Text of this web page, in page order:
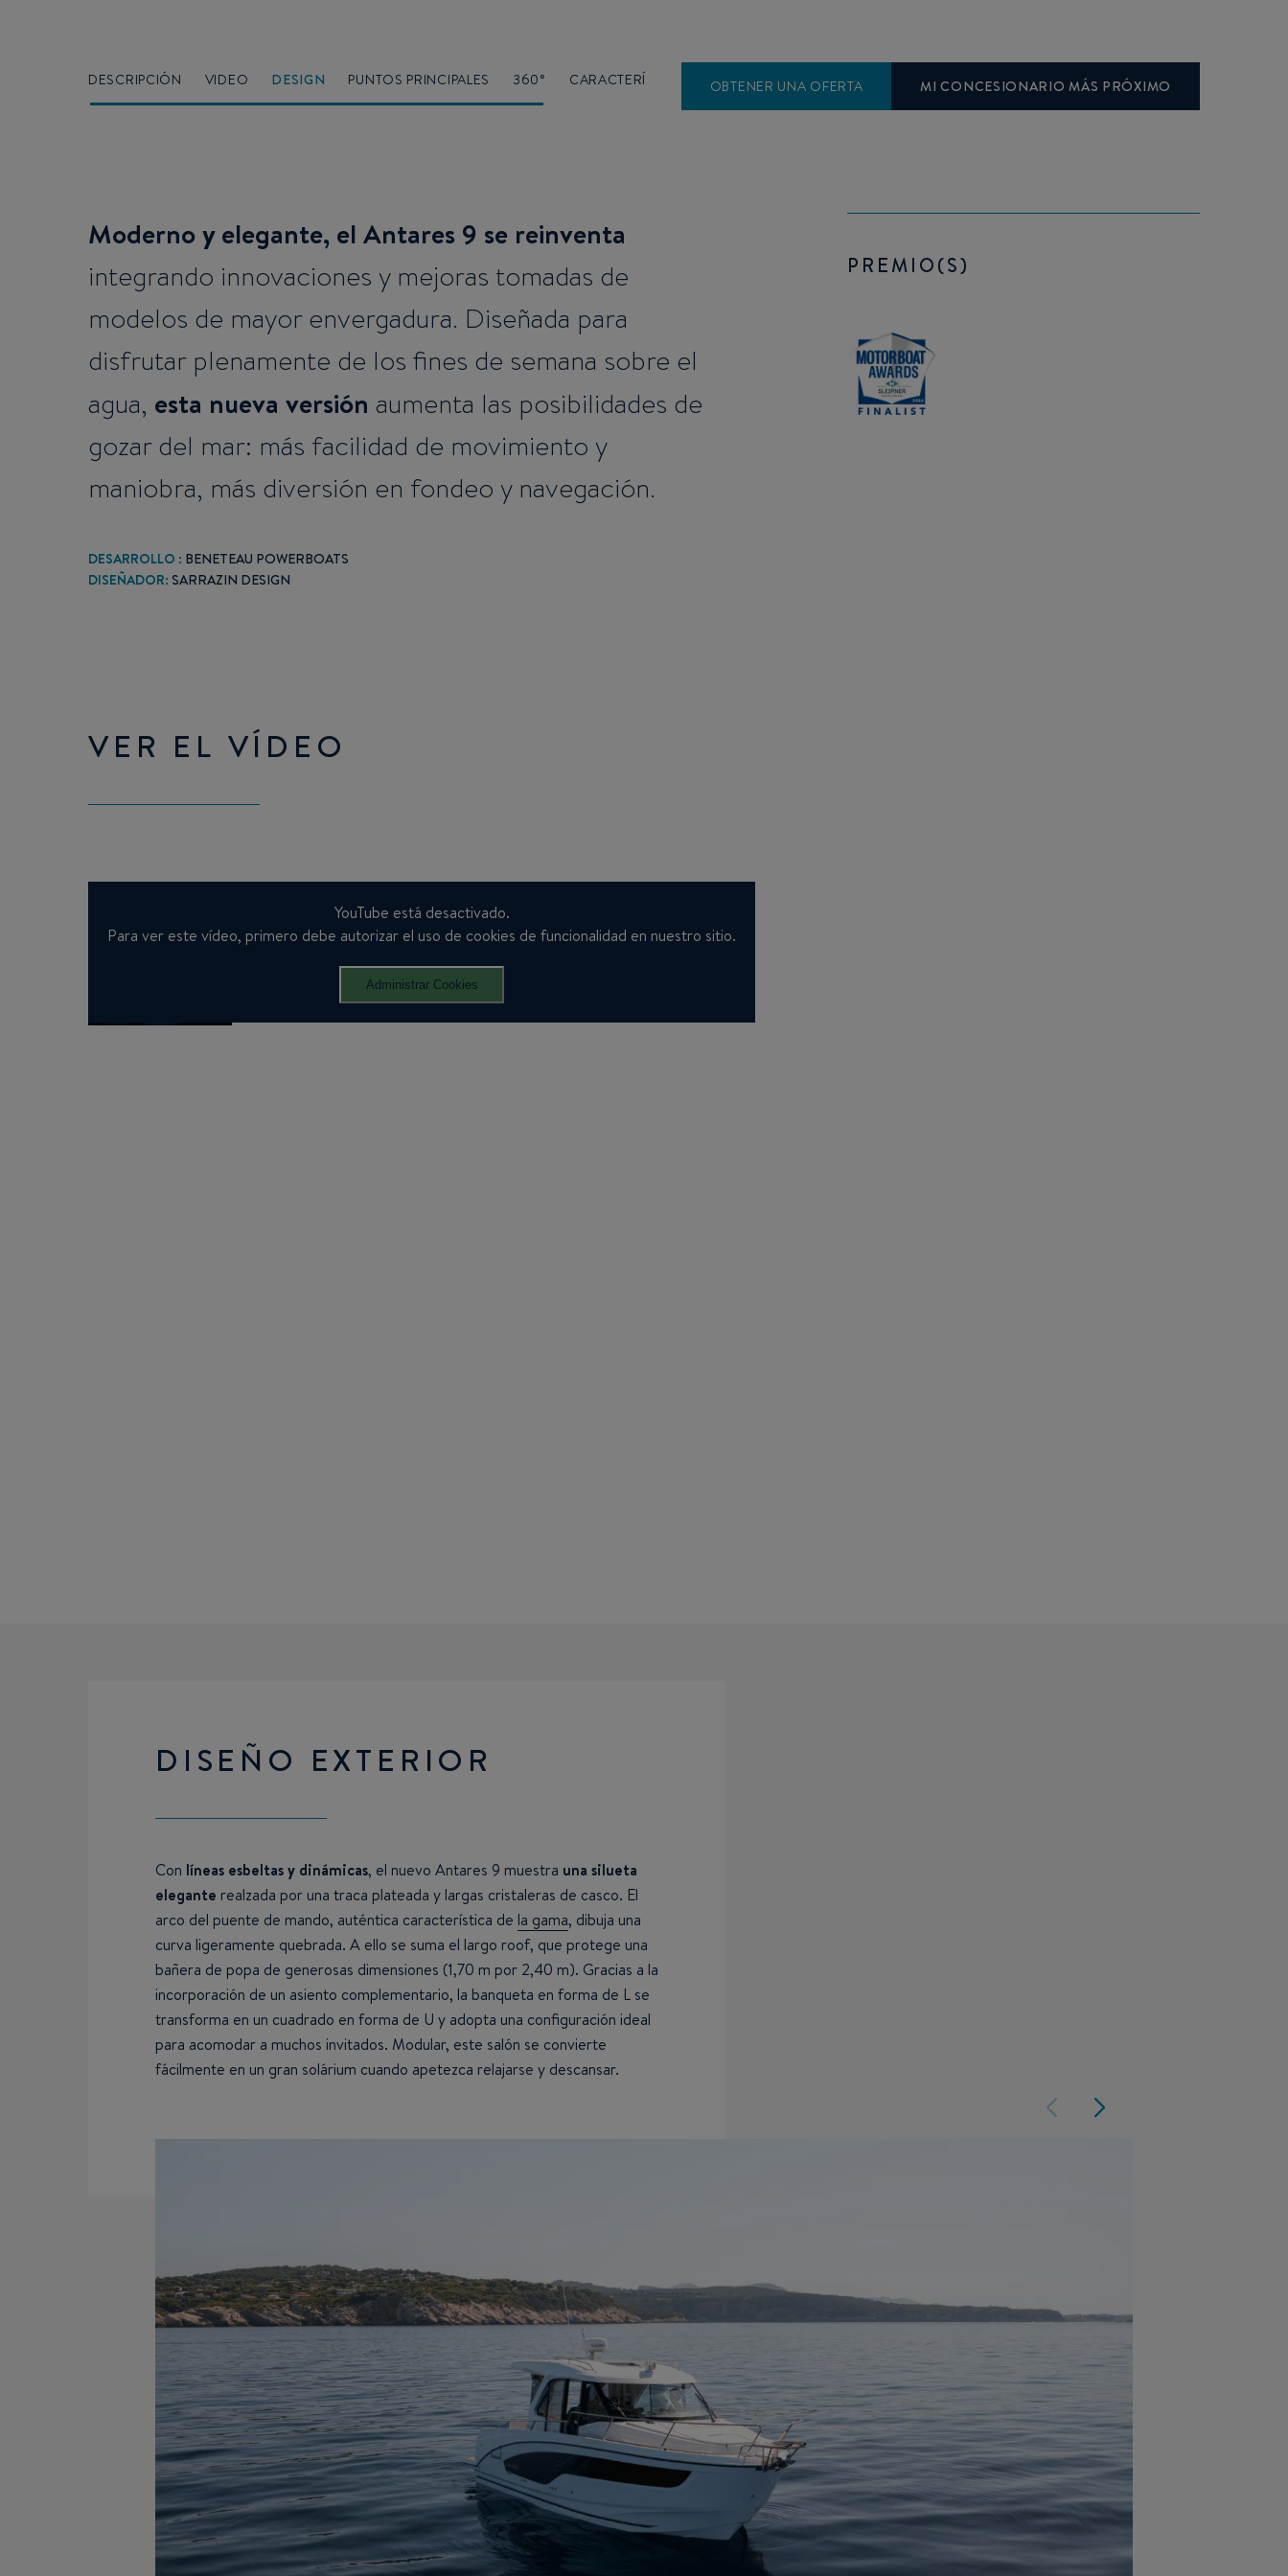
DESCRIPCIÓN VIDEO DESIGN PUNTOS PRINCIPALES 360° CARACTERÍSTICAS DISEÑO
OBTENER UNA OFERTA MI CONCESIONARIO MÁS PRÓXIMO
Moderno y elegante, el Antares 9 se reinventa
integrando innovaciones y mejoras tomadas de
modelos de mayor envergadura. Diseñada para
disfrutar plenamente de los fines de semana sobre el
agua, esta nueva versión aumenta las posibilidades de
gozar del mar: más facilidad de movimiento y
maniobra, más diversión en fondeo y navegación.
DESARROLLO : BENETEAU POWERBOATS
DISEÑADOR: SARRAZIN DESIGN
PREMIO(S)
VER EL VÍDEO
YouTube está desactivado.
Para ver este vídeo, primero debe autorizar el uso de cookies de funcionalidad en nuestro sitio.
Administrar Cookies
DISEÑO EXTERIOR
Con líneas esbeltas y dinámicas, el nuevo Antares 9 muestra una silueta
elegante realzada por una traca plateada y largas cristaleras de casco. El
arco del puente de mando, auténtica característica de la gama, dibuja una
curva ligeramente quebrada. A ello se suma el largo roof, que protege una
bañera de popa de generosas dimensiones (1,70 m por 2,40 m). Gracias a la
incorporación de un asiento complementario, la banqueta en forma de L se
transforma en un cuadrado en forma de U y adopta una configuración ideal
para acomodar a muchos invitados. Modular, este salón se convierte
fácilmente en un gran solárium cuando apetezca relajarse y descansar.